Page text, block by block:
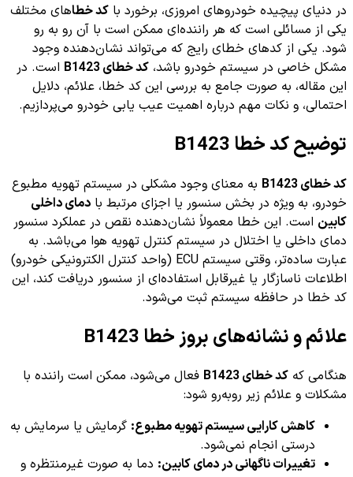
در دنیای پیچیده خودروهای امروزی، برخورد با کد خطاهای مختلف
یکی از مسائلی است که هر راننده‌ای ممکن است با آن رو به رو
شود. یکی از کدهای خطای رایج که می‌تواند نشان‌دهنده وجود
مشکل خاصی در سیستم خودرو باشد، کد خطای B1423
است. در
این مقاله، به صورت جامع به بررسی این کد خطا، علائم، دلایل
احتمالی، و نکات مهم درباره اهمیت عیب یابی خودرو می‌پردازیم.
توضیح کد خطا B1423
کد خطای B1423
به معنای وجود مشکلی در سیستم تهویه مطبوع
خودرو، به ویژه در بخش سنسور یا اجزای مرتبط با دمای داخلی
کابین است. این خطا معمولاً نشان‌دهنده نقص در عملکرد سنسور
دمای داخلی یا اختلال در سیستم کنترل تهویه هوا می‌باشد. به
عبارت ساده‌تر، وقتی سیستم ECU (واحد کنترل الکترونیکی خودرو)
اطلاعات ناسازگار یا غیرقابل استفاده‌ای از سنسور دریافت کند، این
کد خطا در حافظه سیستم ثبت می‌شود.
علائم و نشانه‌های بروز خطا B1423
هنگامی که کد خطای B1423
فعال می‌شود، ممکن است راننده با
مشکلات و علائم زیر روبه‌رو شود:
کاهش کارایی سیستم تهویه مطبوع: گرمایش یا سرمایش به
درستی انجام نمی‌شود.
تغییرات ناگهانی در دمای کابین: دما به صورت غیرمنتظره و